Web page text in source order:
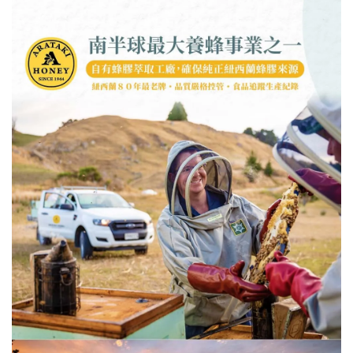
投保產品責任險字號：1702014ML000351
食品業者登錄字號：A-154653409-00000-4